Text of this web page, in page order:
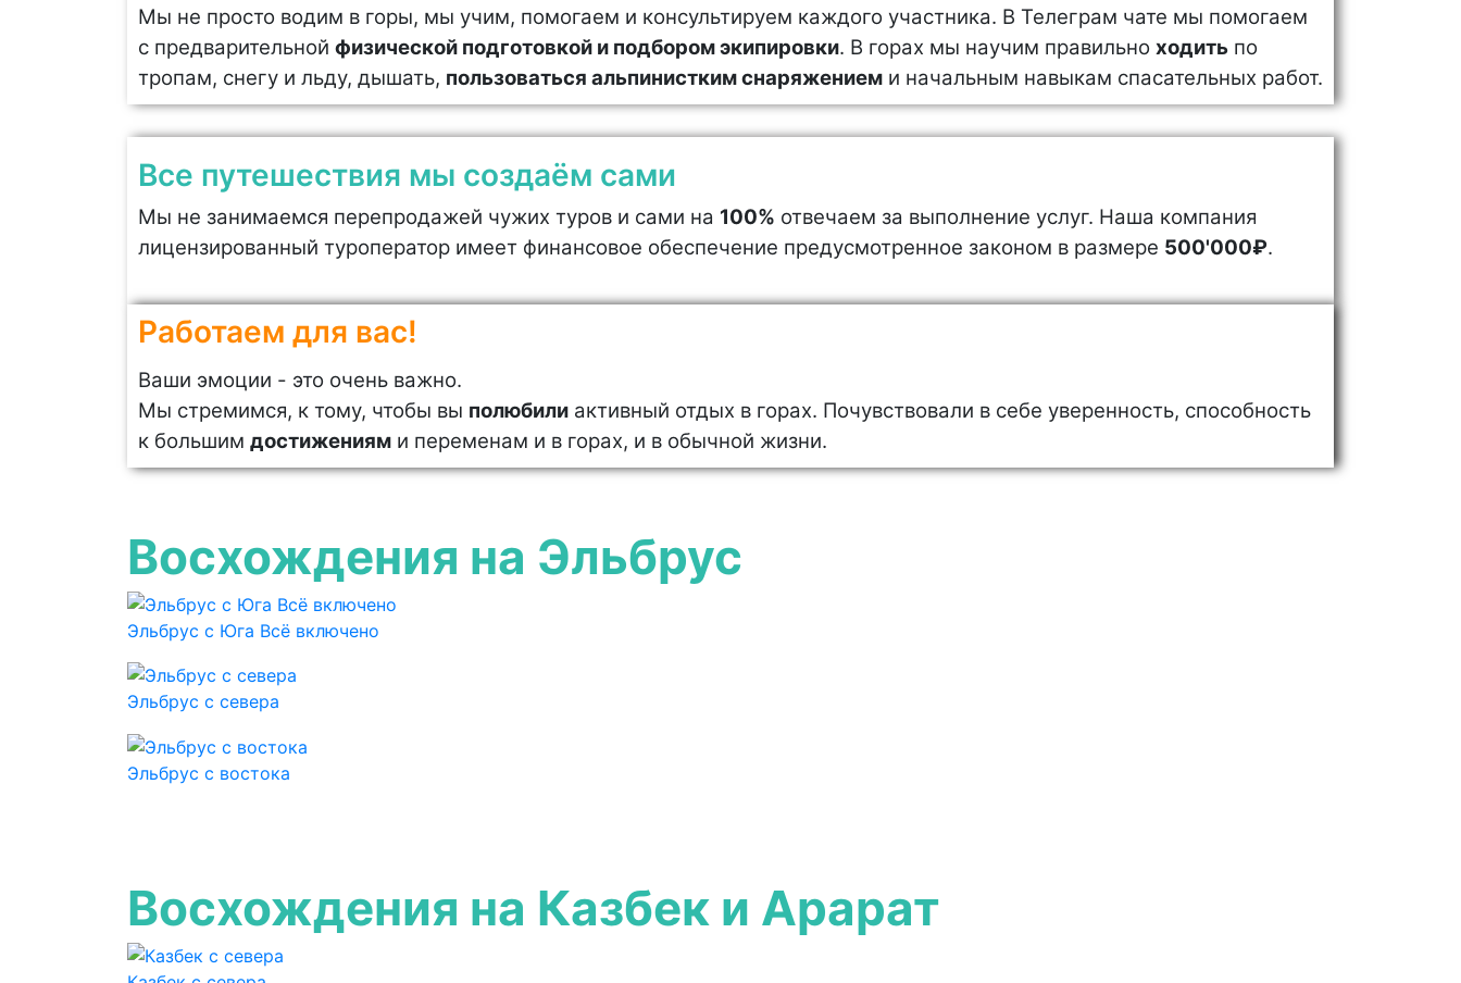
Мы не просто водим в горы, мы учим, помогаем и консультируем каждого участника. В Телеграм чате мы помогаем
с предварительной физической подготовкой и подбором экипировки. В горах мы научим правильно ходить по
тропам, снегу и льду, дышать, пользоваться альпинистким снаряжением и начальным навыкам спасательных работ.
Все путешествия мы создаём сами
Мы не занимаемся перепродажей чужих туров и сами на 100% отвечаем за выполнение услуг. Наша компания
лицензированный туроператор имеет финансовое обеспечение предусмотренное законом в размере 500'000₽.
Работаем для вас!
Ваши эмоции - это очень важно.
Мы стремимся, к тому, чтобы вы полюбили активный отдых в горах. Почувствовали в себе уверенность, способность
к большим достижениям и переменам и в горах, и в обычной жизни.
Восхождения на Эльбрус
Эльбрус с Юга Всё включено
Эльбрус с севера
Эльбрус с востока
Восхождения на Казбек и Арарат